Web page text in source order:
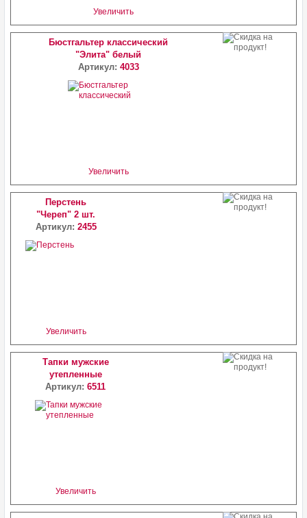
Увеличить
Бюстгальтер классический
"Элита" белый
Артикул: 4033
Увеличить
Перстень
"Череп" 2 шт.
Артикул: 2455
Увеличить
Тапки мужские
утепленные
Артикул: 6511
Увеличить